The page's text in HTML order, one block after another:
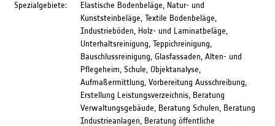
Spezialgebiete:
Elastische Bodenbeläge, Natur- und
Kunststeinbeläge, Textile Bodenbeläge,
Industrieböden, Holz- und Laminatbeläge,
Unterhaltsreinigung, Teppichreinigung,
Bauschlussreinigung, Glasfassaden, Alten- und
Pflegeheim, Schule, Objektanalyse,
Aufmaßermittlung, Vorbereitung Ausschreibung,
Erstellung Leistungsverzeichnis, Beratung
Verwaltungsgebäude, Beratung Schulen, Beratung
Industrieanlagen, Beratung öffentliche